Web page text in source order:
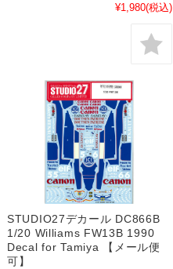
¥1,980(税込)
STUDIO27デカール DC866B
1/20 Williams FW13B 1990
Decal for Tamiya 【メール便
可】